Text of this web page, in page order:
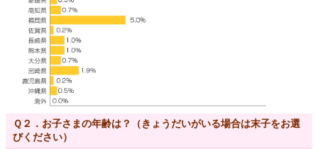
Ｑ２．お子さまの年齢は？（きょうだいがいる場合は末子をお選
びください）